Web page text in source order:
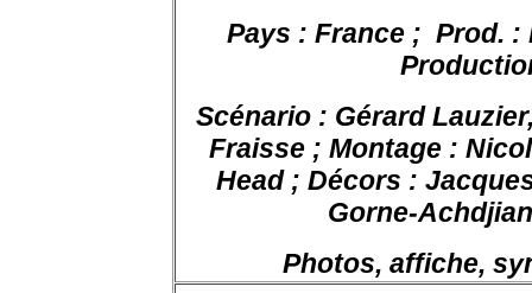
Pays : France ; Prod. :
Scénario : Gérard
Fraisse ; Montage :
Head ; Décors :
Gorne-
Photos, affiche,